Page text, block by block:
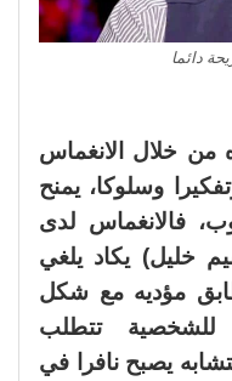
دائما
من خلال الانغماس
وسلوكا، يمنح
فالانغماس لدى
خليل) يكاد يلغي
مؤديه مع شكل
للشخصية تتطلب
يصبح نافرا في